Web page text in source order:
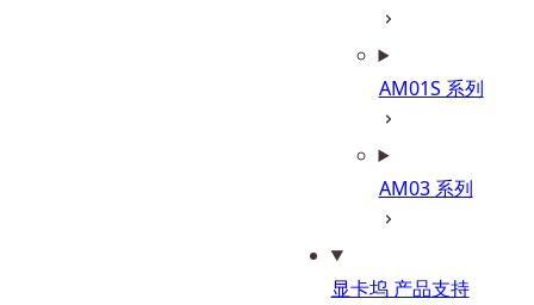
AM01S 系列
AM03 系列
显卡坞 产品支持